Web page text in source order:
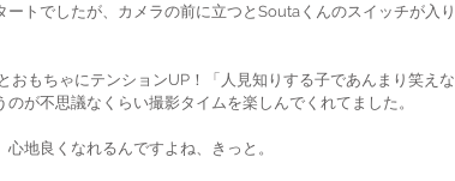
トでしたが、カメラの前に立つとSoutaくんのスイッチが入り
もちゃにテンションUP！「人見知りする子であんまり笑えな
が不思議なくらい撮影タイムを楽しんでくれてました。
地良くなれるんですよね、きっと。